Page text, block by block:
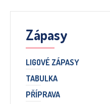
Zápasy
LIGOVÉ ZÁPASY
TABULKA
PŘÍPRAVA